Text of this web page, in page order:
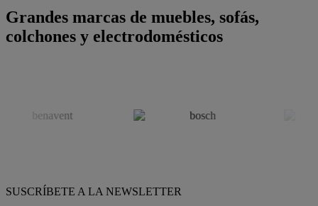
Grandes marcas de muebles, sofás,
colchones y electrodomésticos
SUSCRÍBETE A LA NEWSLETTER